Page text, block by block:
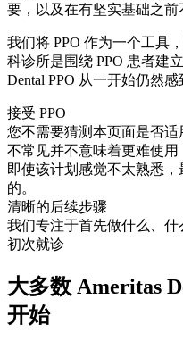
要，以及在有坚实基础之前
我们将 PPO 作为一个工具
科诊所是围绕 PPO 患者建
Dental PPO 从一开始仍然感
接受 PPO
您不需要猜测本页面是否适
不常见并不意味着更难使用
即使该计划感觉不太熟悉
的。
清晰的后续步骤
我们专注于首先做什么、什
初次就诊
大多数 Ameritas
开始